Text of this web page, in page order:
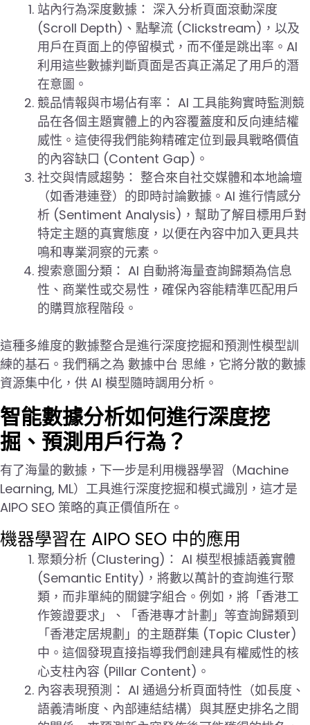
站內行為深度數據： 深入分析頁面滾動深度
(Scroll Depth)、點擊流 (Clickstream)，以及
用戶在頁面上的停留模式，而不僅是跳出率。AI
利用這些數據判斷頁面是否真正滿足了用戶的潛
在意圖。
競品情報與市場佔有率： AI 工具能夠實時監測競
品在各個主題實體上的內容覆蓋度和反向連結權
威性。這使得我們能夠精確定位到最具戰略價值
的內容缺口 (Content Gap)。
社交與情感趨勢： 整合來自社交媒體和本地論壇
（如香港連登）的即時討論數據。AI 進行情感分
析 (Sentiment Analysis)，幫助了解目標用戶對
特定主題的真實態度，以便在內容中加入更具共
鳴和專業洞察的元素。
搜索意圖分類： AI 自動將海量查詢歸類為信息
性、商業性或交易性，確保內容能精準匹配用戶
的購買旅程階段。
這種多維度的數據整合是進行深度挖掘和預測性模型訓
練的基石。我們稱之為 數據中台 思維，它將分散的數據
資源集中化，供 AI 模型隨時調用分析。
智能數據分析如何進行深度挖
掘、預測用戶行為？
有了海量的數據，下一步是利用機器學習（Machine
Learning, ML）工具進行深度挖掘和模式識別，這才是
AIPO SEO 策略的真正價值所在。
機器學習在 AIPO SEO 中的應用
聚類分析 (Clustering)： AI 模型根據語義實體
(Semantic Entity)，將數以萬計的查詢進行聚
類，而非單純的關鍵字組合。例如，將「香港工
作簽證要求」、「香港專才計劃」等查詢歸類到
「香港定居規劃」的主題群集 (Topic Cluster)
中。這個發現直接指導我們創建具有權威性的核
心支柱內容 (Pillar Content)。
內容表現預測： AI 通過分析頁面特性（如長度、
語義清晰度、內部連結結構）與其歷史排名之間